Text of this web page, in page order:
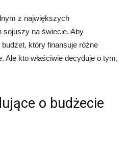
z największych
sojuszy na świecie. Aby
który finansuje różne
Ale kto właściwie decyduje o tym,
o budżecie